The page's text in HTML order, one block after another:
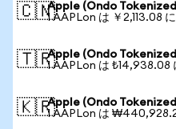
🇨🇳Apple (Ondo
1 AAPLon は ￥2,113.08
🇹🇷Apple (Ondo
1 AAPLon は ₺14,938.08
🇰🇷Apple (Ondo
1 AAPLon は